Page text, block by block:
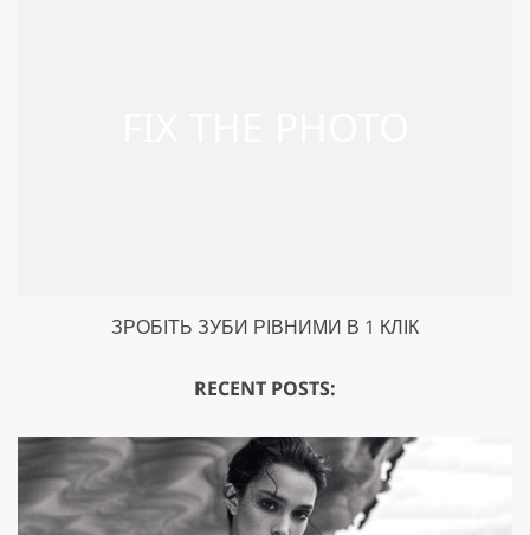
ЗРОБІТЬ ЗУБИ РІВНИМИ В 1 КЛІК
RECENT POSTS: